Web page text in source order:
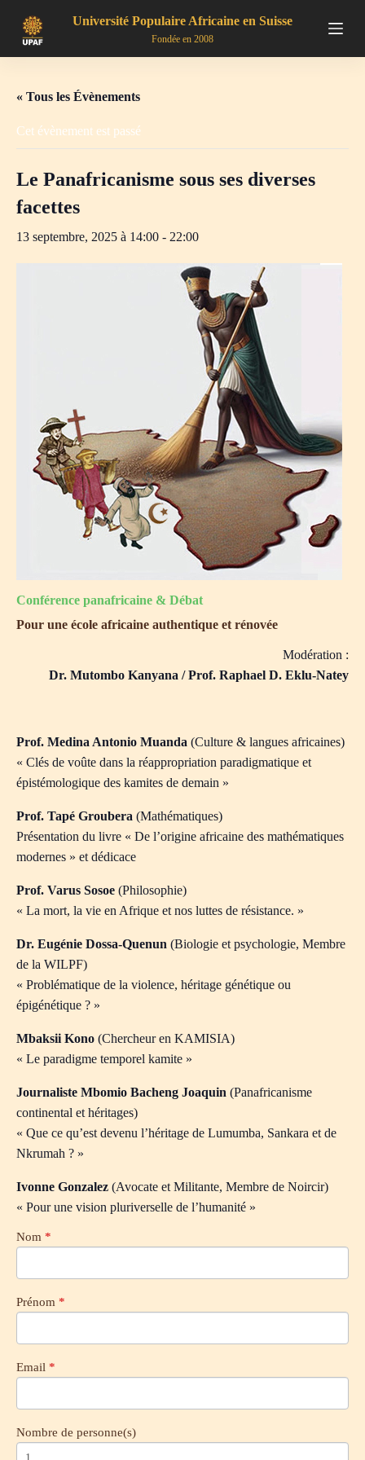
s
a
c
o
t
n
Université Populaire Africaine en Suisse
Fondée en 2008
« Tous les Évènements
Cet évènement est passé
Le Panafricanisme sous ses diverses
facettes
13 septembre, 2025 à 14:00 - 22:00
Conférence panafricaine & Débat
Pour une école africaine authentique et rénovée
Modération :
Dr. Mutombo Kanyana / Prof. Raphael D. Eklu-Natey
Prof. Medina Antonio Muanda (Culture & langues africaines)
« Clés de voûte dans la réappropriation paradigmatique et
épistémologique des kamites de demain »
Prof. Tapé Groubera (Mathématiques)
Présentation du livre « De l’origine africaine des mathématiques
modernes » et dédicace
Prof. Varus Sosoe (Philosophie)
« La mort, la vie en Afrique et nos luttes de résistance. »
Dr. Eugénie Dossa-Quenun (Biologie et psychologie, Membre
de la WILPF)
« Problématique de la violence, héritage génétique ou
épigénétique ? »
Mbaksii Kono (Chercheur en KAMISIA)
« Le paradigme temporel kamite »
Journaliste Mbomio Bacheng Joaquin (Panafricanisme
continental et héritages)
« Que ce qu’est devenu l’héritage de Lumumba, Sankara et de
Nkrumah ? »
Ivonne Gonzalez (Avocate et Militante, Membre de Noircir)
« Pour une vision pluriverselle de l’humanité »
Évènement:
13/09
une
africaine
authentique
rénovée
Nom *
Prénom *
Email *
Nombre de personne(s)
S
i
o
u
s
t
s
h
u
m